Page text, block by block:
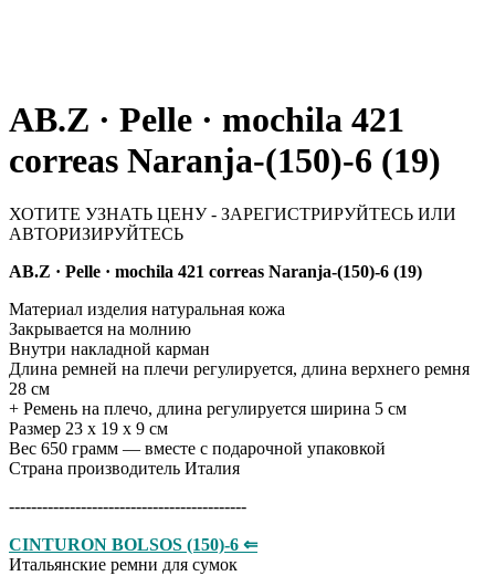
AB.Z · Pelle · mochila 421
correas Naranja-(150)-6 (19)
ХОТИТЕ УЗНАТЬ ЦЕНУ - ЗАРЕГИСТРИРУЙТЕСЬ ИЛИ
АВТОРИЗИРУЙТЕСЬ
AB.Z · Pelle · mochila 421 correas Naranja-(150)-6 (19)
Материал изделия натуральная кожа
Закрывается на молнию
Внутри накладной карман
Длина ремней на плечи регулируется, длина верхнего ремня
28 см
+ Ремень на плечо, длина регулируется ширина 5 см
Размер 23 х 19 х 9 см
Вес 650 грамм — вместе с подарочной упаковкой
Страна производитель Италия
-------------------------------------------
CINTURON BOLSOS (150)-6 ⇐
Итальянские ремни для сумок